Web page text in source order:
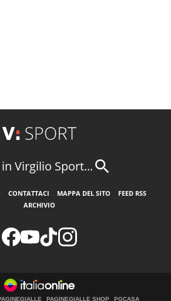
Virgilio Sport...
CONTATTACI MAPPA DEL SITO
FEED RSS
ARCHIVIO
PAGINEGIALLE SHOP PGCASA